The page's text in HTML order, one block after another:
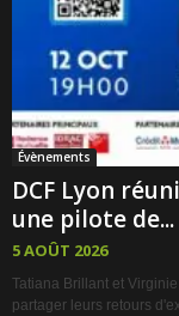
Évènements
DCF Lyon
une pilote de...
5 AOÛT 2026
Tatiana Brillant et
partager leurs retours